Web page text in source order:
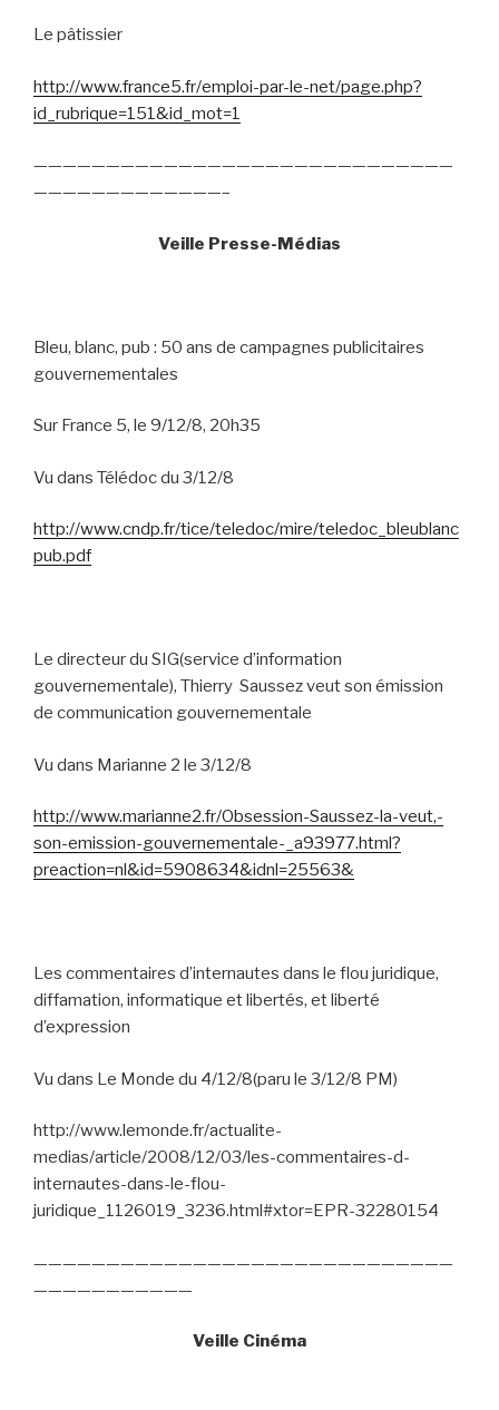
Le pâtissier
http://www.france5.fr/emploi-par-le-net/page.php?
id_rubrique=151&id_mot=1
—————————————————————————————
—————————————–
Veille Presse-Médias
Bleu, blanc, pub : 50 ans de campagnes publicitaires
gouvernementales
Sur France 5, le 9/12/8, 20h35
Vu dans Télédoc du 3/12/8
http://www.cndp.fr/tice/teledoc/mire/teledoc_bleublanc
pub.pdf
Le directeur du SIG(service d’information
gouvernementale), Thierry Saussez veut son émission
de communication gouvernementale
Vu dans Marianne 2 le 3/12/8
http://www.marianne2.fr/Obsession-Saussez-la-veut,-
son-emission-gouvernementale-_a93977.html?
preaction=nl&id=5908634&idnl=25563&
Les commentaires d’internautes dans le flou juridique,
diffamation, informatique et libertés, et liberté
d’expression
Vu dans Le Monde du 4/12/8(paru le 3/12/8 PM)
http://www.lemonde.fr/actualite-
medias/article/2008/12/03/les-commentaires-d-
internautes-dans-le-flou-
juridique_1126019_3236.html#xtor=EPR-32280154
—————————————————————————————
———————————
Veille Cinéma